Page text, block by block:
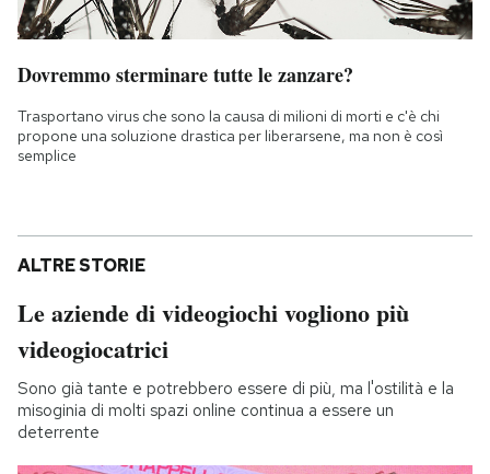
Dovremmo sterminare tutte le zanzare?
Trasportano virus che sono la causa di milioni di morti e c'è chi
propone una soluzione drastica per liberarsene, ma non è così
semplice
ALTRE STORIE
Le aziende di videogiochi vogliono più
videogiocatrici
Sono già tante e potrebbero essere di più, ma l'ostilità e la
misoginia di molti spazi online continua a essere un
deterrente